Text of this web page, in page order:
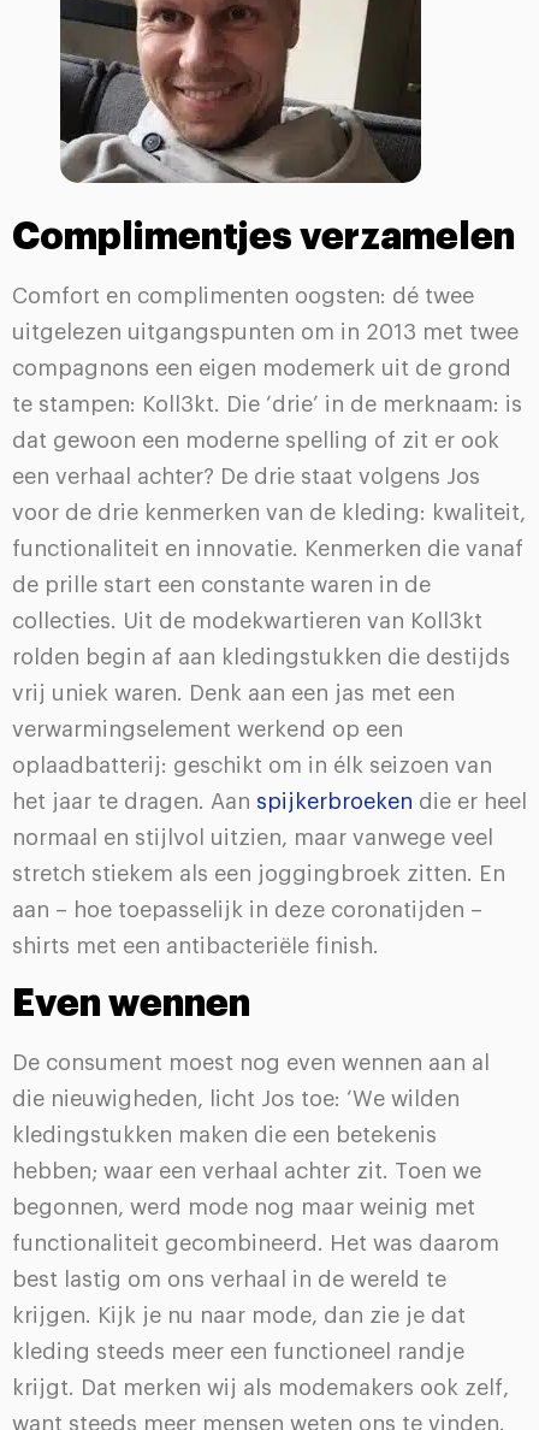
Complimentjes verzamelen
Comfort en complimenten oogsten: dé twee
uitgelezen uitgangspunten om in 2013 met twee
compagnons een eigen modemerk uit de grond
te stampen: Koll3kt. Die ‘drie’ in de merknaam: is
dat gewoon een moderne spelling of zit er ook
een verhaal achter? De drie staat volgens Jos
voor de drie kenmerken van de kleding: kwaliteit,
functionaliteit en innovatie. Kenmerken die vanaf
de prille start een constante waren in de
collecties. Uit de modekwartieren van Koll3kt
rolden begin af aan kledingstukken die destijds
vrij uniek waren. Denk aan een jas met een
verwarmingselement werkend op een
oplaadbatterij: geschikt om in élk seizoen van
het jaar te dragen. Aan spijkerbroeken die er heel
normaal en stijlvol uitzien, maar vanwege veel
stretch stiekem als een joggingbroek zitten. En
aan – hoe toepasselijk in deze coronatijden –
shirts met een antibacteriële finish.
Even wennen
De consument moest nog even wennen aan al
die nieuwigheden, licht Jos toe: ‘We wilden
kledingstukken maken die een betekenis
hebben; waar een verhaal achter zit. Toen we
begonnen, werd mode nog maar weinig met
functionaliteit gecombineerd. Het was daarom
best lastig om ons verhaal in de wereld te
krijgen. Kijk je nu naar mode, dan zie je dat
kleding steeds meer een functioneel randje
krijgt. Dat merken wij als modemakers ook zelf,
want steeds meer mensen weten ons te vinden.